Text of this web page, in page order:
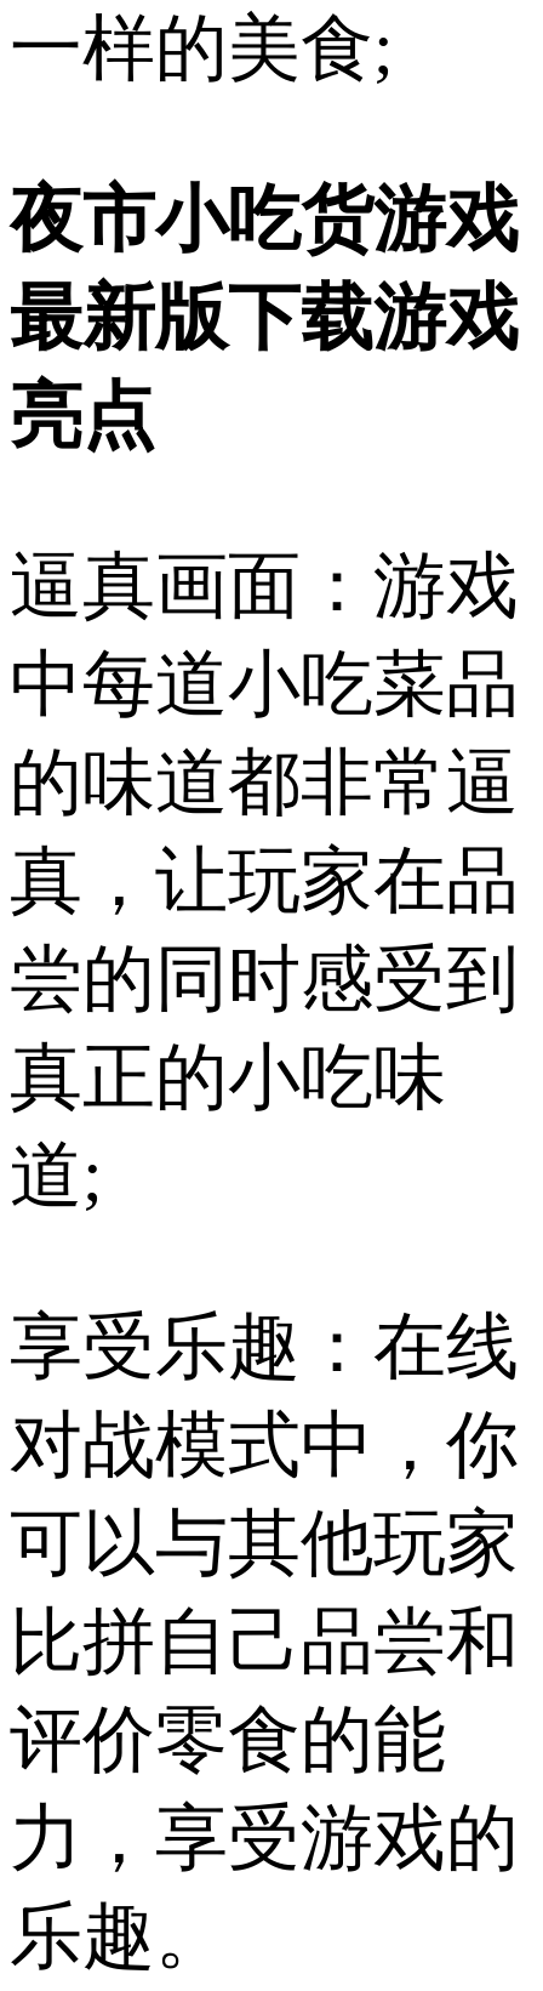
一样的美食;
夜市小吃货游戏
最新版下载游戏
亮点
逼真画面：游戏
中每道小吃菜品
的味道都非常逼
真，让玩家在品
尝的同时感受到
真正的小吃味
道;
享受乐趣：在线
对战模式中，你
可以与其他玩家
比拼自己品尝和
评价零食的能
力，享受游戏的
乐趣。